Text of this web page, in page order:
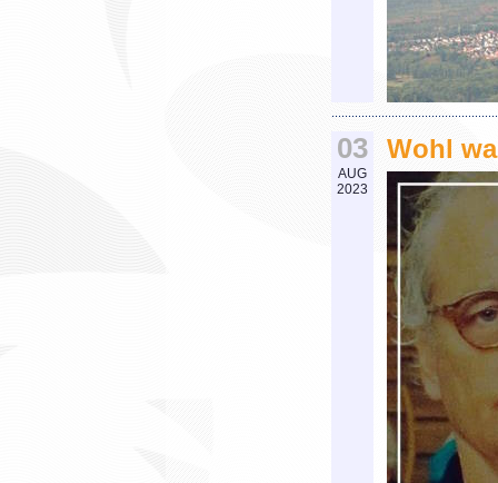
03
AUG
2023
Wohl